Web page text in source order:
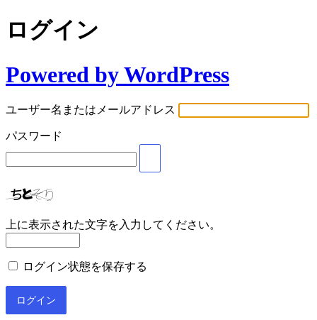
ログイン
Powered by WordPress
ユーザー名またはメールアドレス
パスワード
上に表示された文字を入力してください。
ログイン状態を保存する